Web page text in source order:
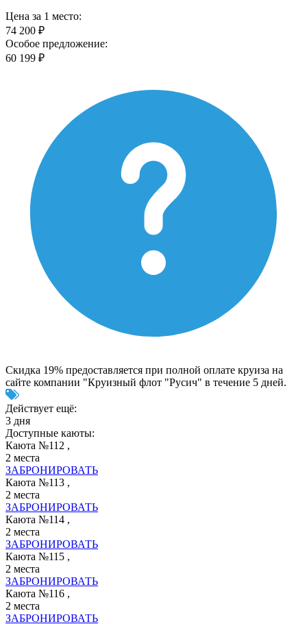
Цена за 1 место:
74 200 ₽
Особое предложение:
60 199 ₽
Скидка 19% предоставляется при полной оплате круиза на
сайте компании "Круизный флот "Русич" в течение 5 дней.
Действует ещё:
3 дня
Доступные каюты:
Каюта №112 ,
2 места
ЗАБРОНИРОВАТЬ
Каюта №113 ,
2 места
ЗАБРОНИРОВАТЬ
Каюта №114 ,
2 места
ЗАБРОНИРОВАТЬ
Каюта №115 ,
2 места
ЗАБРОНИРОВАТЬ
Каюта №116 ,
2 места
ЗАБРОНИРОВАТЬ